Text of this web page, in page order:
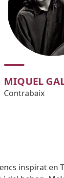
MIQUEL
Contrabaix
inspirat en